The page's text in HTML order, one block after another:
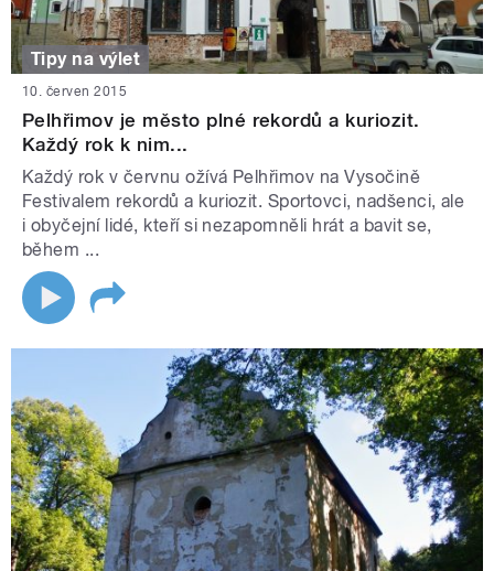
Tipy na výlet
10. červen 2015
Pelhřimov je město plné rekordů a kuriozit.
Každý rok k nim...
Každý rok v červnu ožívá Pelhřimov na Vysočině
Festivalem rekordů a kuriozit. Sportovci, nadšenci, ale
i obyčejní lidé, kteří si nezapomněli hrát a bavit se,
během ...